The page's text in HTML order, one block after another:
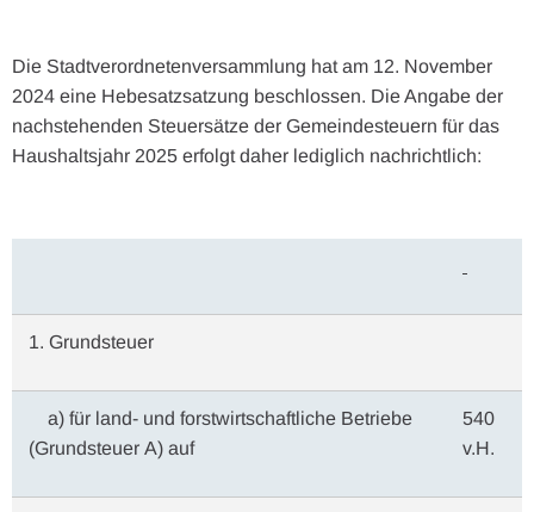
Die Stadtverordnetenversammlung hat am 12. November
2024 eine Hebesatzsatzung beschlossen. Die Angabe der
nachstehenden Steuersätze der Gemeindesteuern für das
Haushaltsjahr 2025 erfolgt daher lediglich nachrichtlich:
1. Grundsteuer
a) für land- und forstwirtschaftliche Betriebe
(Grundsteuer A) auf
540
v.H.